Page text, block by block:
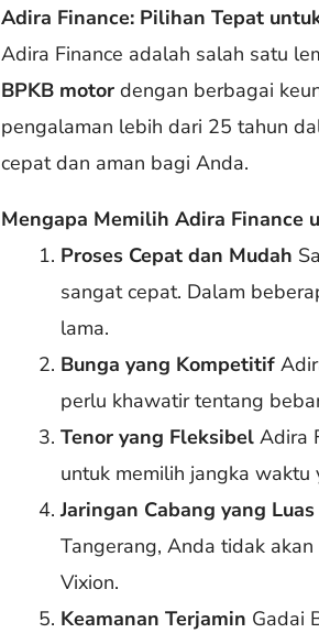
Adira Finance: Pilihan Tepat
Adira Finance adalah salah satu
BPKB motor dengan berbagai
pengalaman lebih dari 25 tahun
cepat dan aman bagi Anda.
Mengapa Memilih Adira Finance
Proses Cepat dan Mudah
sangat cepat. Dalam
lama.
Bunga yang Kompetitif
perlu khawatir tentang
Tenor yang Fleksibel Adira
untuk memilih jangka
Jaringan Cabang yang Luas
Tangerang, Anda tidak
Vixion.
Keamanan Terjamin Gadai